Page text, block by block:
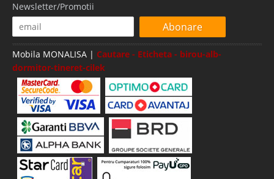
Newsletter/Promotii
Abonare
Mobila MONALISA | Cautare - Eticheta - birou-alb-
dormitor-tineret-cilek